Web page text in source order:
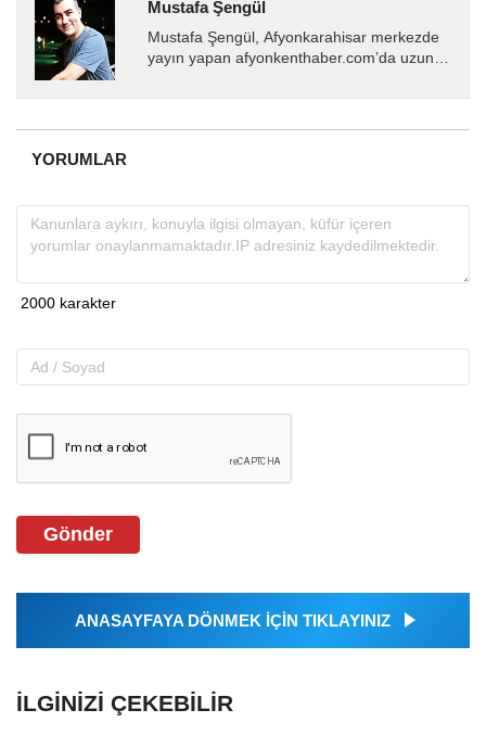
Mustafa Şengül
Mustafa Şengül, Afyonkarahisar merkezde
yayın yapan afyonkenthaber.com’da uzun
almakta, haber akışı...
YORUMLAR
Gönder
ANASAYFAYA DÖNMEK İÇİN TIKLAYINIZ
İLGINIZI ÇEKEBILIR